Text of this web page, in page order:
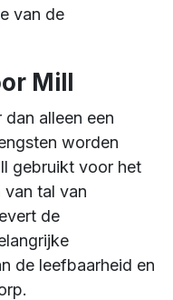
van de
Mill
dan alleen een
worden
gebruikt voor het
van tal van
de
de leefbaarheid en